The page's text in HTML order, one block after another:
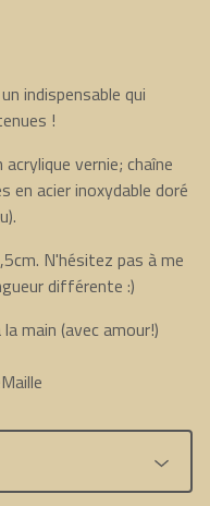
indispensable qui
!
vernie; chaîne
en acier inoxydable doré
N'hésitez pas à me
différente :)
main (avec amour!)